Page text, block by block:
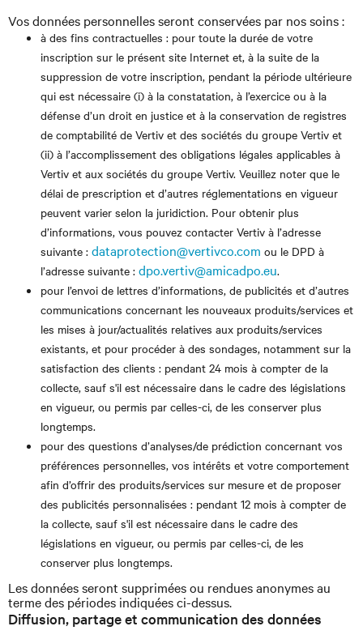
Vos données personnelles seront conservées par nos soins :
à des fins contractuelles : pour toute la durée de votre
inscription sur le présent site Internet et, à la suite de la
suppression de votre inscription, pendant la période ultérieure
qui est nécessaire (i) à la constatation, à l’exercice ou à la
défense d’un droit en justice et à la conservation de registres
de comptabilité de Vertiv et des sociétés du groupe Vertiv et
(ii) à l’accomplissement des obligations légales applicables à
Vertiv et aux sociétés du groupe Vertiv. Veuillez noter que le
délai de prescription et d’autres réglementations en vigueur
peuvent varier selon la juridiction. Pour obtenir plus
d’informations, vous pouvez contacter Vertiv à l’adresse
suivante : dataprotection@vertivco.com ou le DPD à
l’adresse suivante : dpo.vertiv@amicadpo.eu.
pour l’envoi de lettres d’informations, de publicités et d’autres
communications concernant les nouveaux produits/services et
les mises à jour/actualités relatives aux produits/services
existants, et pour procéder à des sondages, notamment sur la
satisfaction des clients : pendant 24 mois à compter de la
collecte, sauf s'il est nécessaire dans le cadre des législations
en vigueur, ou permis par celles-ci, de les conserver plus
longtemps.
pour des questions d’analyses/de prédiction concernant vos
préférences personnelles, vos intérêts et votre comportement
afin d’offrir des produits/services sur mesure et de proposer
des publicités personnalisées : pendant 12 mois à compter de
la collecte, sauf s'il est nécessaire dans le cadre des
législations en vigueur, ou permis par celles-ci, de les
conserver plus longtemps.
Les données seront supprimées ou rendues anonymes au
terme des périodes indiquées ci-dessus.
Diffusion, partage et communication des données